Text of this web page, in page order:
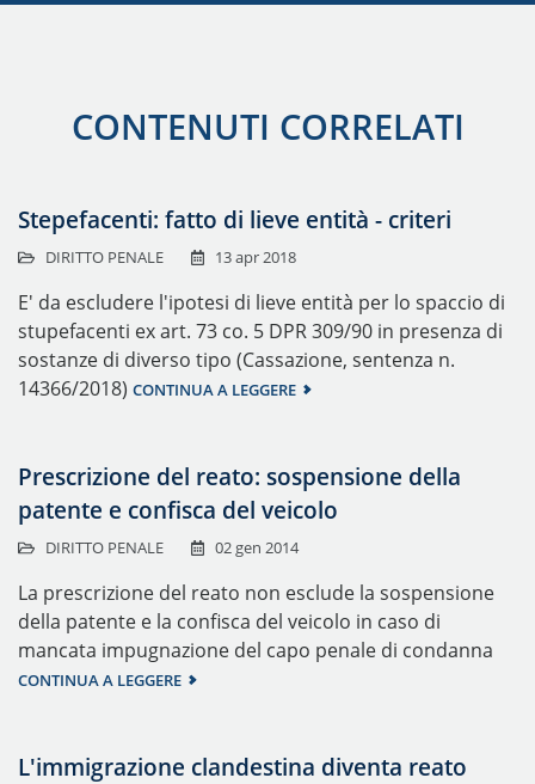
CONTENUTI CORRELATI
Stepefacenti: fatto di lieve entità - criteri
DIRITTO PENALE 13 apr 2018
E' da escludere l'ipotesi di lieve entità per lo spaccio di
stupefacenti ex art. 73 co. 5 DPR 309/90 in presenza di
sostanze di diverso tipo (Cassazione, sentenza n.
14366/2018) CONTINUA A LEGGERE
Prescrizione del reato: sospensione della
patente e confisca del veicolo
DIRITTO PENALE 02 gen 2014
La prescrizione del reato non esclude la sospensione
della patente e la confisca del veicolo in caso di
mancata impugnazione del capo penale di condanna
CONTINUA A LEGGERE
L'immigrazione clandestina diventa reato